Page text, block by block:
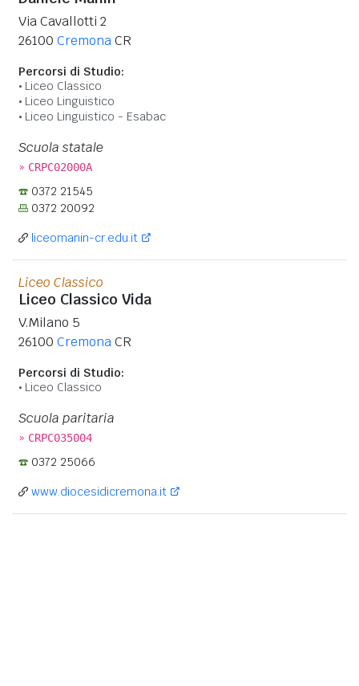
Via Cavallotti 2
26100 CremonaCR
Percorsi di Studio:
Liceo Classico
Liceo Linguistico
Liceo Linguistico - Esabac
Scuola statale
» CRPC02000A
0372 21545
0372 20092
liceomanin-cr.edu.it
Liceo Classico
Liceo Classico Vida
V.Milano 5
26100 CremonaCR
Percorsi di Studio:
Liceo Classico
Scuola paritaria
» CRPC035004
0372 25066
www.diocesidicremona.it